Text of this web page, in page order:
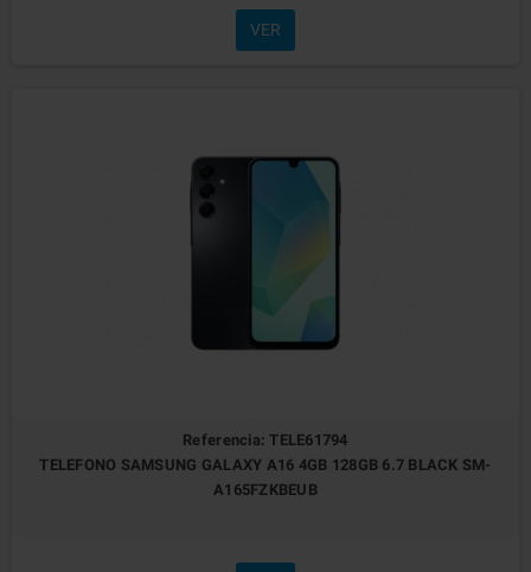
VER
Referencia: TELE61794
TELEFONO SAMSUNG GALAXY A16 4GB 128GB 6.7 BLACK SM-
A165FZKBEUB